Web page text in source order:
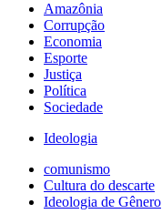
Amazônia
Corrupção
Economia
Esporte
Justiça
Política
Sociedade
Ideologia
comunismo
Cultura do descarte
Ideologia de Gênero